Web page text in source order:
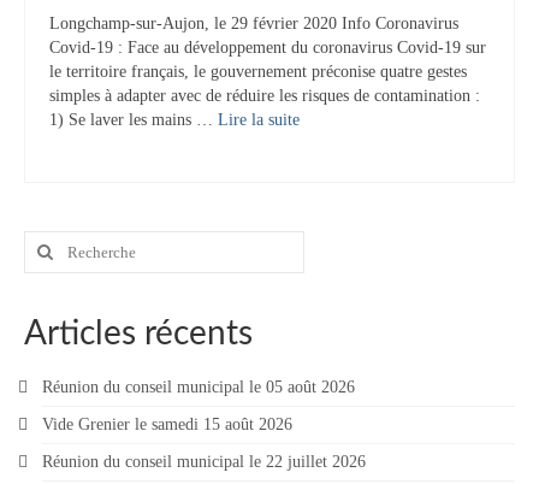
Collecte des déchets
Affouages
Vie municipale
Aujon
La Communauté de communes
Les réunions du Conseil communautaire
Longchamp-sur-Aujon, le 29 février 2020 Info Coronavirus
Covid-19 : Face au développement du coronavirus Covid-19 sur
le territoire français, le gouvernement préconise quatre gestes
simples à adapter avec de réduire les risques de contamination :
1) Se laver les mains … Lire la suite­­
Rechercher
Articles récents
Réunion du conseil municipal le 05 août 2026
Vide Grenier le samedi 15 août 2026
Réunion du conseil municipal le 22 juillet 2026